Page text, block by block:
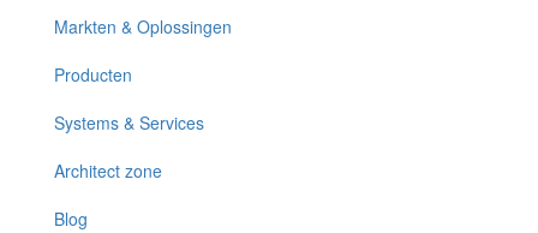
Markten & Oplossingen
Producten
Systems & Services
Architect zone
Blog